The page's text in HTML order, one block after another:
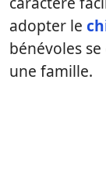
adopter le
bénévoles
une famille.